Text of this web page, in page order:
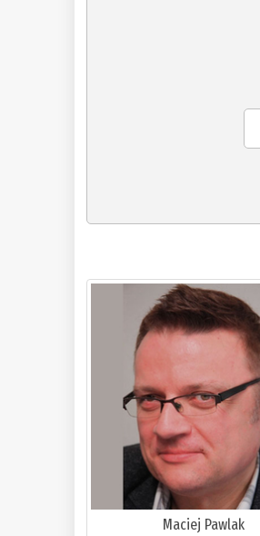
Maciej Pawlak